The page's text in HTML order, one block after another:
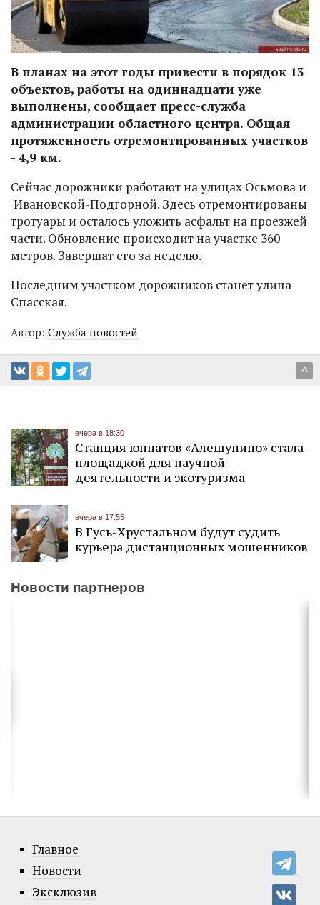
В планах на этот годы привести в порядок 13
объектов, работы на одиннадцати уже
выполнены, сообщает пресс-служба
администрации областного центра. Общая
протяженность отремонтированных участков
- 4,9 км.
Сейчас дорожники работают на улицах Осьмова и
Ивановской-Подгорной. Здесь отремонтированы
тротуары и осталось уложить асфальт на проезжей
части. Обновление происходит на участке 360
метров. Завершат его за неделю.
Последним участком дорожников станет улица
Спасская.
Автор: Служба новостей
^
вчера в 18:30
Станция юннатов «Алешунино» стала
площадкой для научной
деятельности и экотуризма
вчера в 17:55
В Гусь-Хрустальном будут судить
курьера дистанционных мошенников
Новости партнеров
Главное
Новости
Эксклюзив